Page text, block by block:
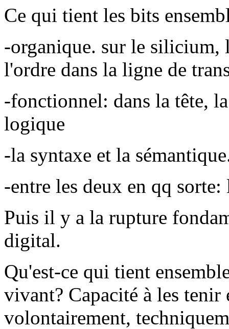
Ce qui tient les bits
-organique. sur le silicium,
l'ordre dans la ligne de
-fonctionnel: dans la tête,
logique
-la syntaxe et la
-entre les deux en qq
Puis il y a la rupture
digital.
Qu'est-ce qui tient
vivant? Capacité à les
volontairement,